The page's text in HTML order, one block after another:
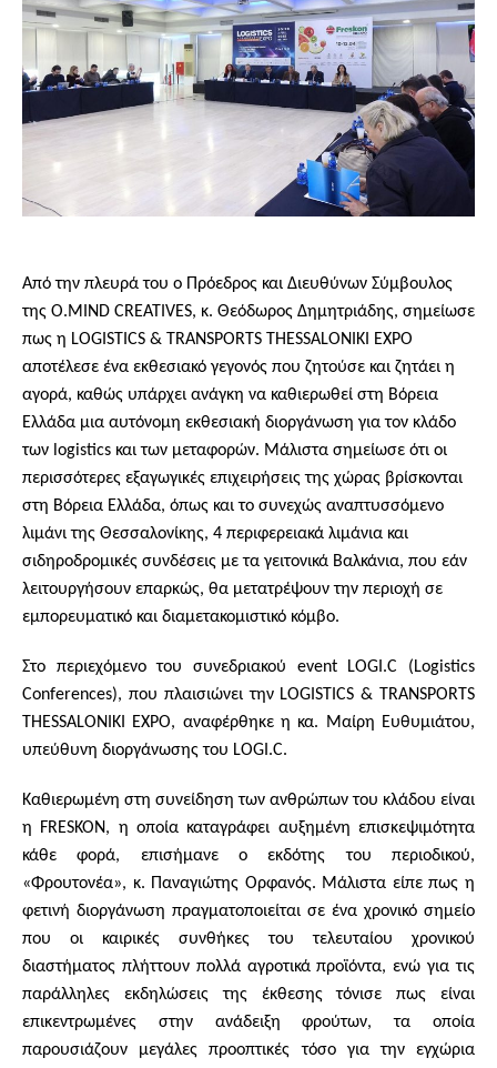
Από την πλευρά του ο Πρόεδρος και Διευθύνων Σύμβουλος
της O.MIND CREATIVES, κ. Θεόδωρος Δημητριάδης, σημείωσε
πως η LOGISTICS & TRANSPORTS THESSALONIKI EXPO
αποτέλεσε ένα εκθεσιακό γεγονός που ζητούσε και ζητάει η
αγορά, καθώς υπάρχει ανάγκη να καθιερωθεί στη Βόρεια
Ελλάδα μια αυτόνομη εκθεσιακή διοργάνωση για τον κλάδο
των logistics και των μεταφορών. Μάλιστα σημείωσε ότι οι
περισσότερες εξαγωγικές επιχειρήσεις της χώρας βρίσκονται
στη Βόρεια Ελλάδα, όπως και το συνεχώς αναπτυσσόμενο
λιμάνι της Θεσσαλονίκης, 4 περιφερειακά λιμάνια και
σιδηροδρομικές συνδέσεις με τα γειτονικά Βαλκάνια, που εάν
λειτουργήσουν επαρκώς, θα μετατρέψουν την περιοχή σε
εμπορευματικό και διαμετακομιστικό κόμβο.
Στο περιεχόμενο του συνεδριακού event LOGI.C (Logistics
Conferences), που πλαισιώνει την LOGISTICS & TRANSPORTS
THESSALONIKI EXPO, αναφέρθηκε η κα. Μαίρη Ευθυμιάτου,
υπεύθυνη διοργάνωσης του LOGI.C.
Καθιερωμένη στη συνείδηση των ανθρώπων του κλάδου είναι
η FRESKON, η οποία καταγράφει αυξημένη επισκεψιμότητα
κάθε φορά, επισήμανε ο εκδότης του περιοδικού,
«Φρουτονέα», κ. Παναγιώτης Ορφανός. Μάλιστα είπε πως η
φετινή διοργάνωση πραγματοποιείται σε ένα χρονικό σημείο
που οι καιρικές συνθήκες του τελευταίου χρονικού
διαστήματος πλήττουν πολλά αγροτικά προϊόντα, ενώ για τις
παράλληλες εκδηλώσεις της έκθεσης τόνισε πως είναι
επικεντρωμένες στην ανάδειξη φρούτων, τα οποία
παρουσιάζουν μεγάλες προοπτικές τόσο για την εγχώρια